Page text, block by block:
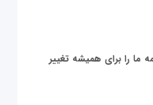
ما را برای همیشه تغییر